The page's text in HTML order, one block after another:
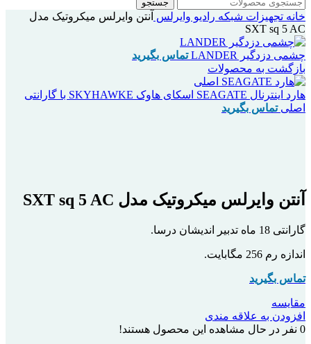
جستجو
خانه تجهیزات شبکه رادیو وایرلس آنتن وایرلس میکروتیک مدل
SXT sq 5 AC
چشمی دزدگیر LANDER
تماس بگیرید
بازگشت به محصولات
هارد اینترنال SEAGATE اسکای هاوک SKYHAWKE با گارانتی
اصلیتماس بگیرید
آنتن وایرلس میکروتیک مدل SXT sq 5 AC
گارانتی 18 ماه تدبیر اندیشان درسا.
اندازه رم 256 مگابایت.
تماس بگیرید
مقایسه
افزودن به علاقه مندی
0 نفر در حال مشاهده این محصول هستند!